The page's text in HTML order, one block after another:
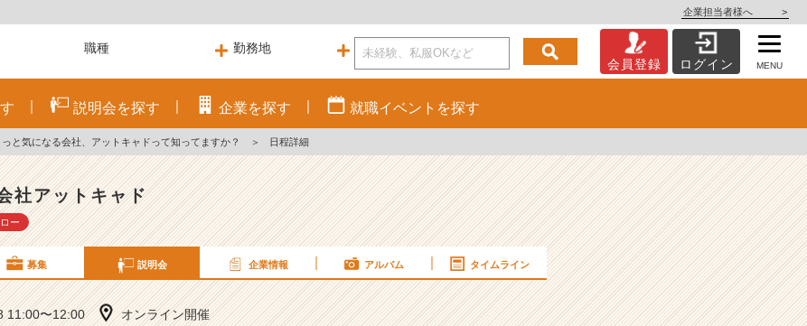
企業担当者様へ >
会員登録 ログイン MENU
説明会を探す 企業を探す 就職イベント を探す
と気になる会社、アットキャドって知ってますか？ ＞ 日程詳細
社アットキャド
ー
募集 説明会 企業情報 アルバム タイムライン
11:00〜12:00 オンライン開催